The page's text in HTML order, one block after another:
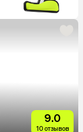
9.0
10 отзывов